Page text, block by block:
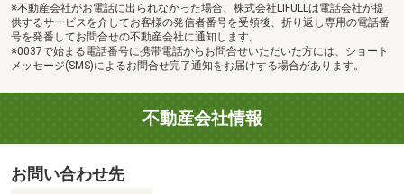
※不動産会社がお電話に出られなかった場合、株式会社LIFULLは電話会社が提
供するサービスを介してお客様の発信者番号を受領後、折り返し専用の電話番
号を発番してお問合せの不動産会社に通知します。
※0037で始まる電話番号に携帯電話からお問合せいただいた方には、ショート
メッセージ(SMS)によるお問合せ完了通知をお届けする場合があります。
不動産会社情報
お問い合わせ先